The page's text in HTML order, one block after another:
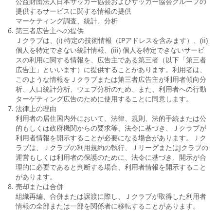
提供するサービスに関する情報の提供
マーケティング調査、統計、分析
第三者広告主への提供
Ｊクラブは、(i) 特定の技術情報（IPアドレスを含みます）、(ii)
個人を特定できない統計情報、(iii) 個人を特定できないサービ
スの利用に関する情報を、広告主である第三者（以下「第三者
広告主」といいます）に提供することがあります。利用者は、
このような情報をＪクラブまたは第三者広告主が利用者傾向分
析、人口統計分析、ウェブ分析のため、また、利用者への行動
ターゲティング広告のために使用することに同意します。
法律上の理由
利用者の居住国内外において、法律、規則、法的手続または公
的もしくは政府機関からの要求等、法令に基づき、Ｊクラブが
利用者情報を開示することが必要になる場合があります。Ｊク
ラブは、Ｊクラブの利用規約の執行、ＪリーグまたはJクラブの
運営もしくは利用者の保護のために、法令に基づき、開示が合
理的に必要であると判断する場合、利用者情報を開示すること
があります。
売却または合併
組織再編、合併または譲渡に際し、Ｊクラブが取得した利用者
情報の全部または一部を関係者に移転することがあります。